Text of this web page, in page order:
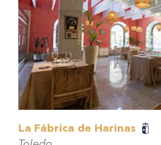
La Fábrica de Harinas